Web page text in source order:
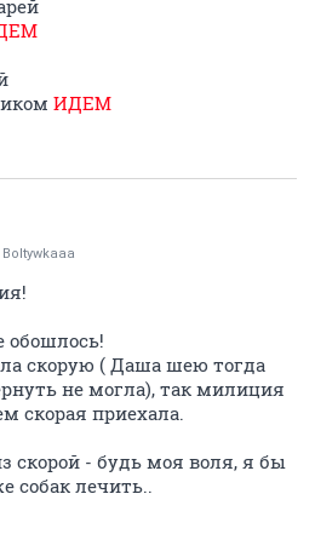
ИДЕМ
Boltywkaaa
обошлось!
скорую ( Даша шею тогда
не могла), так милиция
скорая приехала.
- будь моя воля, я бы
собак лечить..